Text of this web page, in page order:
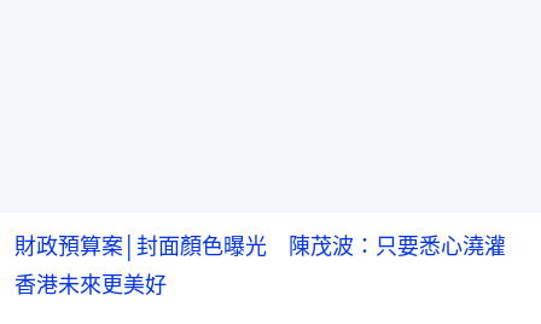
財政預算案│封面顏色曝光 陳茂波：只要悉心澆灌
香港未來更美好